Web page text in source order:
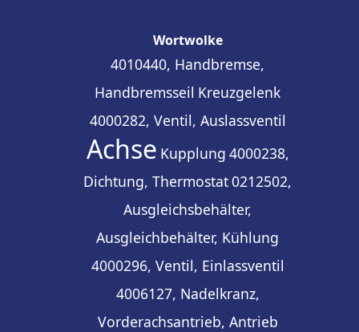
Wortwolke
4010440, Handbremse,
Handbremsseil Kreuzgelenk
4000282, Ventil, Auslassventil
Achse Kupplung 4000238,
Dichtung, Thermostat0212502,
Ausgleichsbehälter,
Ausgleichbehälter, Kühlung
4000296, Ventil, Einlassventil
4006127, Nadelkranz,
Vorderachsantrieb, Antrieb